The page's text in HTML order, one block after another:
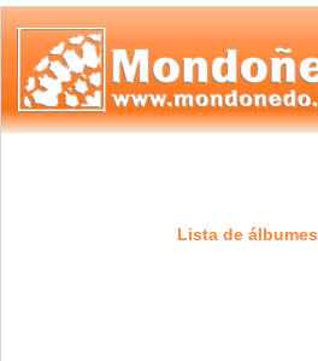
Lista de álbumes